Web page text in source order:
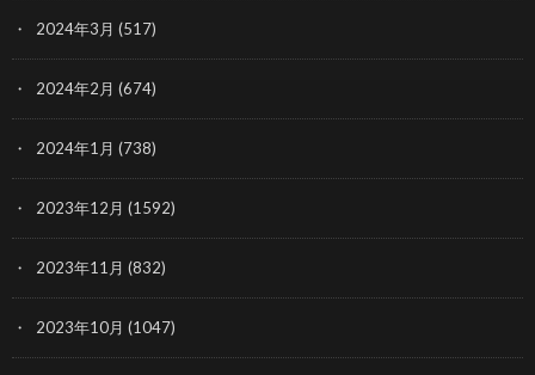
2024年3月 (517)
2024年2月 (674)
2024年1月 (738)
2023年12月 (1592)
2023年11月 (832)
2023年10月 (1047)